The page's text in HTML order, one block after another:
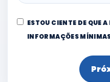
ESTOU CIENTE DE QUE
INFORMAÇÕES